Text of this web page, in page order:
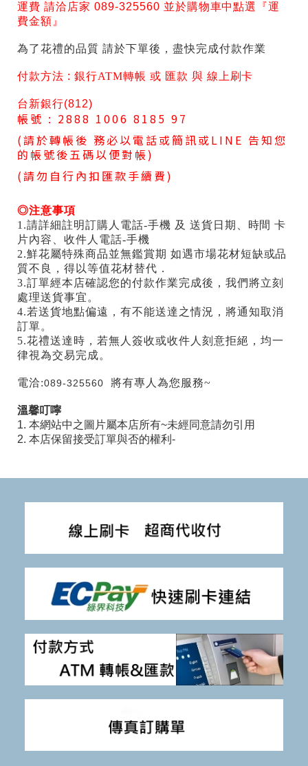
運費 請洽店家 089-325560 並於購物車中點選『運
費金額』
為了花禮的品質 請於下單後，盡快完成付款作業
付款方法 :銀行ATM轉帳 或 匯款 與 線上刷卡
台新銀行(812)
帳號 : 2888 1006 8185 97
(請於轉帳後 務必以電話或簡訊或LINE 告知您
的帳號後五碼以便對帳)
(請勿自行內扣匯款手續費)
◎注意事項
1.請詳細註明訂購人電話-手機 及 送貨日期、時間 卡
片內容、收件人電話-手機
2.鮮花屬特殊商品並無鑑賞期 如遇市場花材短缺或品
質不良，得以等值花材替代．
3.訂單經本店確認您的付款作業完成後，我們將立刻
處理送貨事宜。
4.若送貨地點偏遠，有不能送達之情況，將通知取消
訂單。
5.花禮送達時，若無人簽收或收件人刻意拒絕，均一
律視為交易完成。
電洽:089-325560 將有專人為您服務~
溫馨叮嚀
1. 本網站中之圖片屬本店所有~未經同意請勿引用
2. 本店保留接受訂單與否的權利-